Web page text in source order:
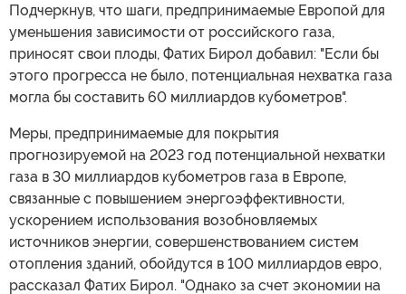
Подчеркнув, что шаги, предпринимаемые Европой для
уменьшения зависимости от российского газа,
приносят свои плоды, Фатих Бирол добавил: "Если бы
этого прогресса не было, потенциальная нехватка газа
могла бы составить 60 миллиардов кубометров".
Меры, предпринимаемые для покрытия
прогнозируемой на 2023 год потенциальной нехватки
газа в 30 миллиардов кубометров газа в Европе,
связанные с повышением энергоэффективности,
ускорением использования возобновляемых
источников энергии, совершенствованием систем
отопления зданий, обойдутся в 100 миллиардов евро,
рассказал Фатих Бирол. "Однако за счет экономии на